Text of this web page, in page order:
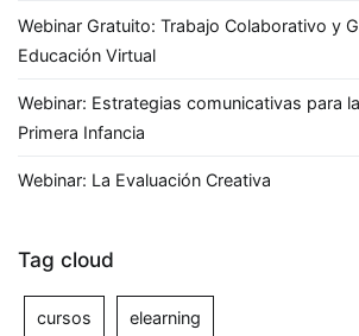
Webinar Gratuito: Trabajo Colaborativo y
Educación Virtual
Webinar: Estrategias comunicativas para
Primera Infancia
Webinar: La Evaluación Creativa
Tag cloud
cursos elearning